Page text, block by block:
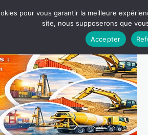
pour vous garantir la meilleure
site, nous supposerons que
Accepter